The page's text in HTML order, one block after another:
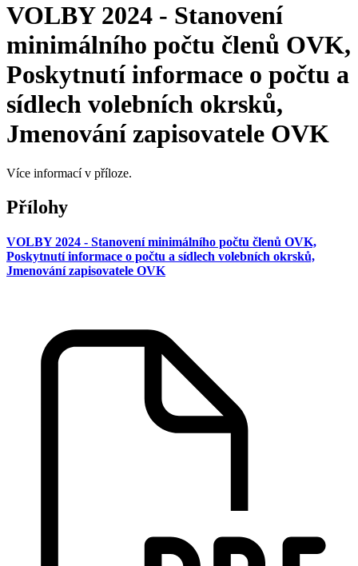
VOLBY 2024 - Stanovení
minimálního počtu členů OVK,
Poskytnutí informace o počtu a
sídlech volebních okrsků,
Jmenování zapisovatele OVK
Více informací v příloze.
Přílohy
VOLBY 2024 - Stanovení minimálního počtu členů OVK,
Poskytnutí informace o počtu a sídlech volebních okrsků,
Jmenování zapisovatele OVK